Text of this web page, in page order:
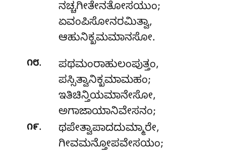
ನಚ್ಚಗೀತೇನತೋಸಯುಂ;
ಏವಂಪಿಸೋನರಮಿತ್ವಾ,
ಆಹುನಿಕ್ಖಮಮಾನಸೋ.
೧೮.
ಪಥಮಂರಾಹುಲಂಪುತ್ತಂ,
ಪಸ್ಸಿತ್ವಾನಿಕ್ಖಮಾಮಹಂ;
ಇತಿಚಿನ್ತಿಯಮಾನೇಸೋ,
ಅಗಾಜಾಯಾನಿವೇಸನಂ;
೧೯. ಥಪೇತ್ವಾಪಾದದುಮ್ಮಾರೇ,
ಗೀವಮನ್ತೋಪವೇಸಯಂ;